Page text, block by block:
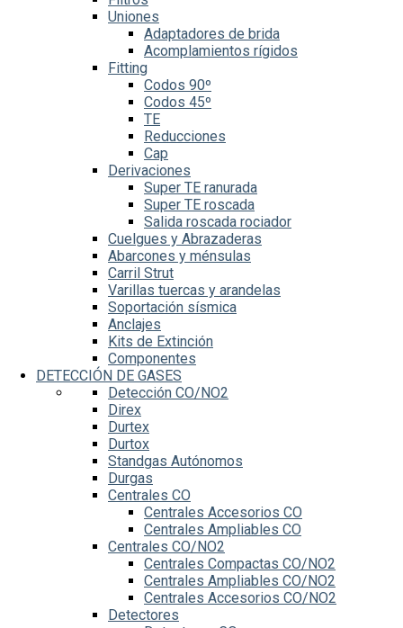
Uniones
Adaptadores de brida
Acomplamientos rígidos
Fitting
Codos 90º
Codos 45º
TE
Reducciones
Cap
Derivaciones
Super TE ranurada
Super TE roscada
Salida roscada rociador
Cuelgues y Abrazaderas
Abarcones y ménsulas
Carril Strut
Varillas tuercas y arandelas
Soportación sísmica
Anclajes
Kits de Extinción
Componentes
DETECCIÓN DE GASES
Detección CO/NO2
Direx
Durtex
Durtox
Standgas Autónomos
Durgas
Centrales CO
Centrales Accesorios CO
Centrales Ampliables CO
Centrales CO/NO2
Centrales Compactas CO/NO2
Centrales Ampliables CO/NO2
Centrales Accesorios CO/NO2
Detectores